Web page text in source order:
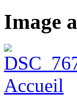
Image
Accueil